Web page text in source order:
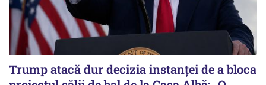
Trump atacă dur decizia instanţei de a bloca